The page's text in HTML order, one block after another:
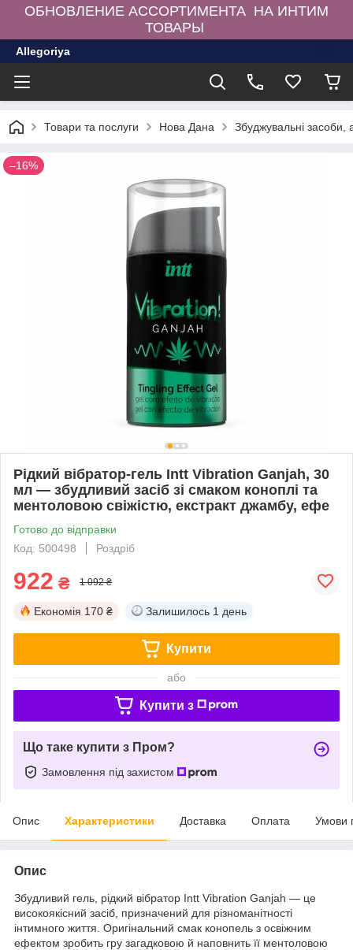
ОБНОВЛЕНИЕ АССОРТИМЕНТА НА ИНТИМ
ТОВАРЫ
Allegoriya
Товари та послуги Нова Дана Збуджувальні
–16%
Рідкий вібратор-гель Intt Vibration Ganjah, 30
мл — збудливий засіб зі смаком коноплі та
ментоловою свіжістю, екстракт джамбу, ефе
Готово до відправки
Код: 500498
Роздріб
922 ₴ 1 092 ₴
Економія 170 ₴ Залишилось 1 день
Купити
або
Купити з
Що таке купити з Пром?
Замовлення під захистом
Опис Характеристики Доставка Оплата Умови
Опис
Збудливий гель, рідкий вібратор Intt Vibration Ganjah — це
високоякісний засіб, призначений для різноманітності
інтимного життя. Оригінальний смак конопель з освіжним
ефектом зробить гру загадковою й наповнить її ментоловою